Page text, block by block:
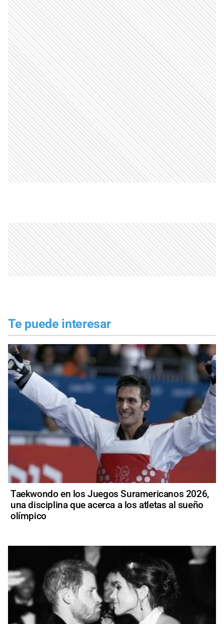
Te puede interesar
Taekwondo en los Juegos Suramericanos 2026,
una disciplina que acerca a los atletas al sueño
olímpico